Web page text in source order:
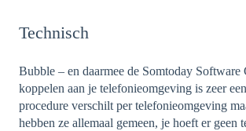
Technisch
Bubble – en daarmee de Somtoday
koppelen aan je telefonieomgeving is zeer
procedure verschilt per telefonieomgeving
hebben ze allemaal gemeen, je hoeft er geen